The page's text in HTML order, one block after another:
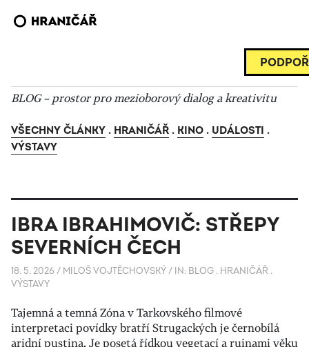
BLOG – prostor pro mezioborový dialog a kreativitu
VŠECHNY ČLÁNKY . HRANIČÁŘ . KINO . UDÁLOSTI .
VÝSTAVY
IBRA IBRAHIMOVIČ: STŘEPY
SEVERNÍCH ČECH
18. 5. 2026 / MILOŠ VOJTĚCHOVSKÝ/ IN: BLOG . HRANIČÁŘ .
VÝSTAVY
Tajemná a temná Zóna v Tarkovského filmové
interpretaci povídky bratří Strugackých je černobílá
aridní pustina. Je posetá řídkou vegetací a ruinami věku